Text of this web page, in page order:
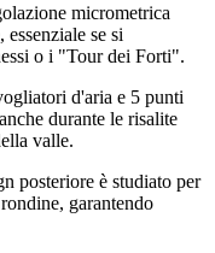
micrometrica
se si
o i "Tour dei Forti".
d'aria e 5 punti
durante le risalite
valle.
posteriore è studiato per
garantendo